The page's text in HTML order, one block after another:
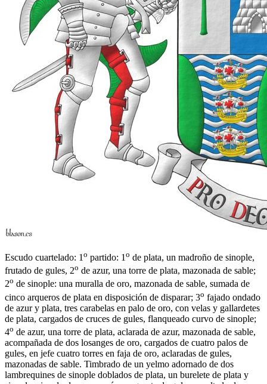
Escudo cuartelado: 1 o partido: 1 o de plata, un madroño de sinople,
frutado de gules, 2o de azur, una torre de plata, mazonada de sable;
2o de sinople: una muralla de oro, mazonada de sable, sumada de
cinco arqueros de plata en disposición de disparar; 3o fajado ondado
de azur y plata, tres carabelas en palo de oro, con velas y gallardetes
de plata, cargados de cruces de gules, flanqueado curvo de sinople;
4o de azur, una torre de plata, aclarada de azur, mazonada de sable,
acompañada de dos losanges de oro, cargados de cuatro palos de
gules, en jefe cuatro torres en faja de oro, aclaradas de gules,
mazonadas de sable. Timbrado de un yelmo adornado de dos
lambrequines de sinople doblados de plata, un burelete de plata y